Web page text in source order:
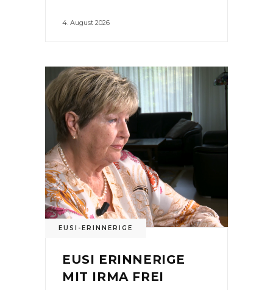
4. August 2026
EUSI-ERINNERIGE
EUSI ERINNERIGE
MIT IRMA FREI